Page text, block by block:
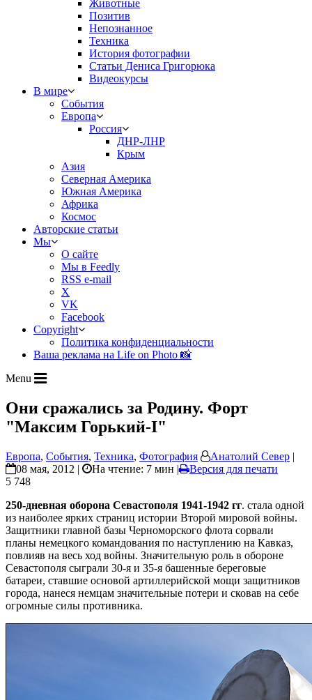
Животные
Позитив
Непознанное
Техника
История фотографии
Статьи Дениса Григорюка
Видеокурсы
В мире
События
Европа
Россия
ДНР-ЛНР
Крым
Азия
Северная Америка
Южная Америка
Африка
Космос
Авторские статьи
Мы
О сайте
Мы в Feedly
RSS e-mail
X
VK
Facebook
Copyright
Политика конфиденциальности
Ваша реклама на Life on Photo 📸
Menu
Они сражались за Родину. Форт
"Максим Горький-I"
Европа, События, Техника, Фотография Анатолий Север |
08 мая, 2012 |
На чтение: 7 мин |
Версия для печати
5 748
250-дневная оборона Севастополя 1941-1942 гг. стала одной
из наиболее ярких страниц истории Второй мировой войны.
Защитники главной базы Черноморского флота сорвали
планы немецкого командования по наступлению на Кавказ,
повлияв на весь ход войны. Значительную роль в обороне
Севастополя сыграли 30-я и 35-я башенные береговые
батареи, ставшие основой артиллерийской мощи защитников
города, нанеся немцам значительные потери и сковав на себе
огромные силы противника.